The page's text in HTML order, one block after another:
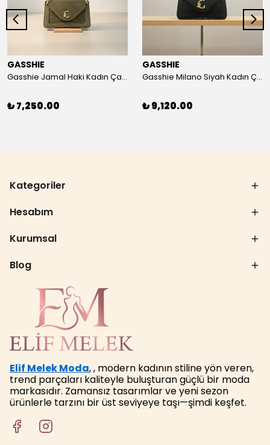
GASSHIE
Gasshie Jamal Haki Kadın Çanta 8644
₺ 7,250.00
GASSHIE
Gasshie Milano Siyah Kadın Çanta 8654
₺ 9,120.00
Kategoriler
Hesabım
Kurumsal
Blog
Elif Melek Moda, , modern kadının stiline yön veren,
trend parçaları kaliteyle buluşturan güçlü bir moda
markasıdır. Zamansız tasarımlar ve yeni sezon
ürünlerle tarzını bir üst seviyeye taşı—şimdi keşfet.